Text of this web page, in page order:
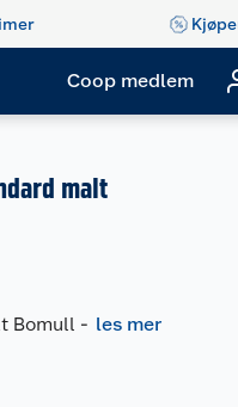
Coop medlem
malt
Bomull - les mer